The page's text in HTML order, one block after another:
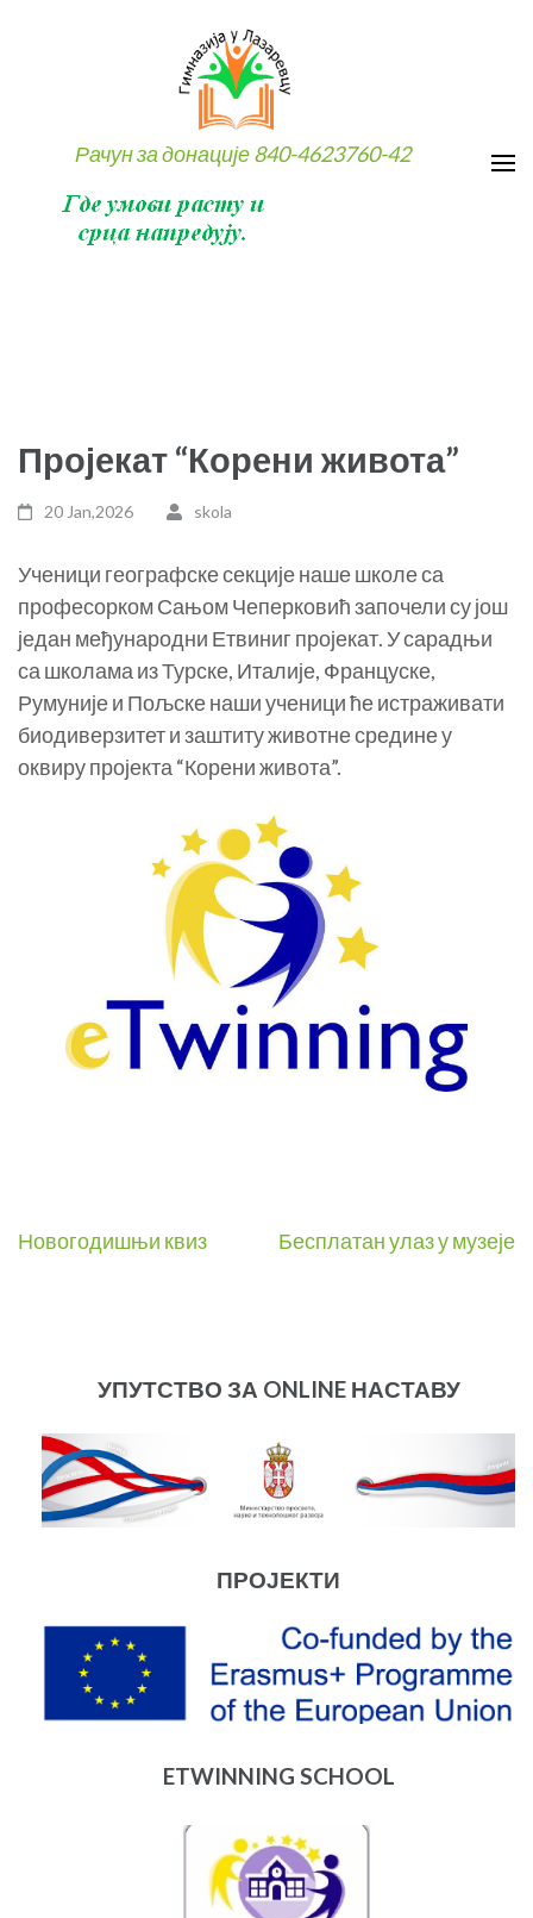
Рачун за донације 840-4623760-42
Пројекат “Корени живота”
20 Jan,2026 skola
Ученици географске секције наше школе са
професорком Сањом Чеперковић започели су још
један међународни Етвиниг пројекат. У сарадњи
са школама из Турске, Италије, Француске,
Румуније и Пољске наши ученици ће истраживати
биодиверзитет и заштиту животне средине у
оквиру пројекта “Корени живота”.
Post
Новогодишњи квиз Бесплатан улаз у музеје
УПУТСТВО ЗА ONLINE НАСТАВУ
ПРОЈЕКТИ
ETWINNING SCHOOL